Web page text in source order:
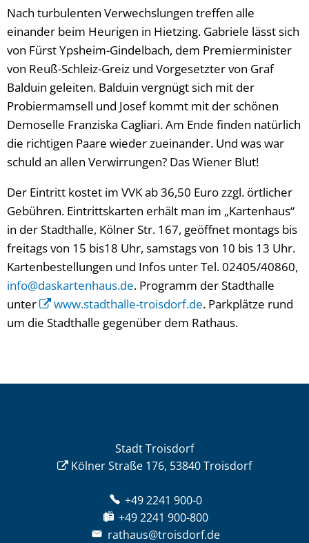
Nach turbulenten Verwechslungen treffen alle
einander beim Heurigen in Hietzing. Gabriele lässt sich
von Fürst Ypsheim-Gindelbach, dem Premierminister
von Reuß-Schleiz-Greiz und Vorgesetzter von Graf
Balduin geleiten. Balduin vergnügt sich mit der
Probiermamsell und Josef kommt mit der schönen
Demoselle Franziska Cagliari. Am Ende finden natürlich
die richtigen Paare wieder zueinander. Und was war
schuld an allen Verwirrungen? Das Wiener Blut!
Der Eintritt kostet im VVK ab 36,50 Euro zzgl. örtlicher
Gebühren. Eintrittskarten erhält man im „Kartenhaus“
in der Stadthalle, Kölner Str. 167, geöffnet montags bis
freitags von 15 bis18 Uhr, samstags von 10 bis 13 Uhr.
Kartenbestellungen und Infos unter Tel. 02405/40860,
info@daskartenhaus.de. Programm der Stadthalle
unter
www.stadthalle-troisdorf.de. Parkplätze rund
um die Stadthalle gegenüber dem Rathaus.
Stadt Troisdorf
Kölner Straße 176, 53840 Troisdorf
+49 2241 900-0
+49 2241 900-800
rathaus@troisdorf.de